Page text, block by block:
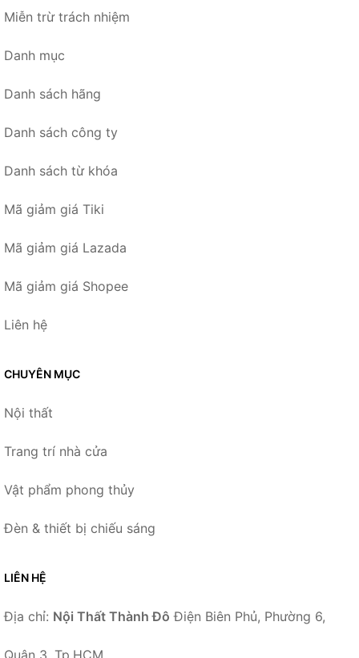
Miễn trừ trách nhiệm
Danh mục
Danh sách hãng
Danh sách công ty
Danh sách từ khóa
Mã giảm giá Tiki
Mã giảm giá Lazada
Mã giảm giá Shopee
Liên hệ
CHUYÊN MỤC
Nội thất
Trang trí nhà cửa
Vật phẩm phong thủy
Đèn & thiết bị chiếu sáng
LIÊN HỆ
Địa chỉ: Nội Thất Thành Đô Điện Biên Phủ, Phường 6,
Quận 3, Tp.HCM